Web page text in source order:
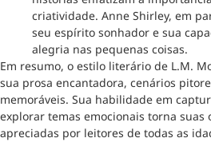
criatividade. Anne Shirley, em
seu espírito sonhador e sua
alegria nas pequenas coisas.
Em resumo, o estilo literário de L.M.
sua prosa encantadora, cenários
memoráveis. Sua habilidade em
explorar temas emocionais torna suas
apreciadas por leitores de todas as